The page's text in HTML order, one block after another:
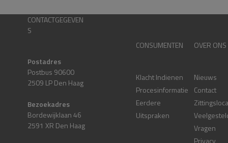
CONTACTGEGEVEN
S
Postadres
Postbus 90600
2509 LP Den Haag
Bezoekadres
Bordewijklaan 46
2591 XR Den Haag
CONSUMENTEN
Klacht Indienen
Procesinformatie
Eerdere
Uitspraken
OVER ONS
Nieuws
Contact
Vragen